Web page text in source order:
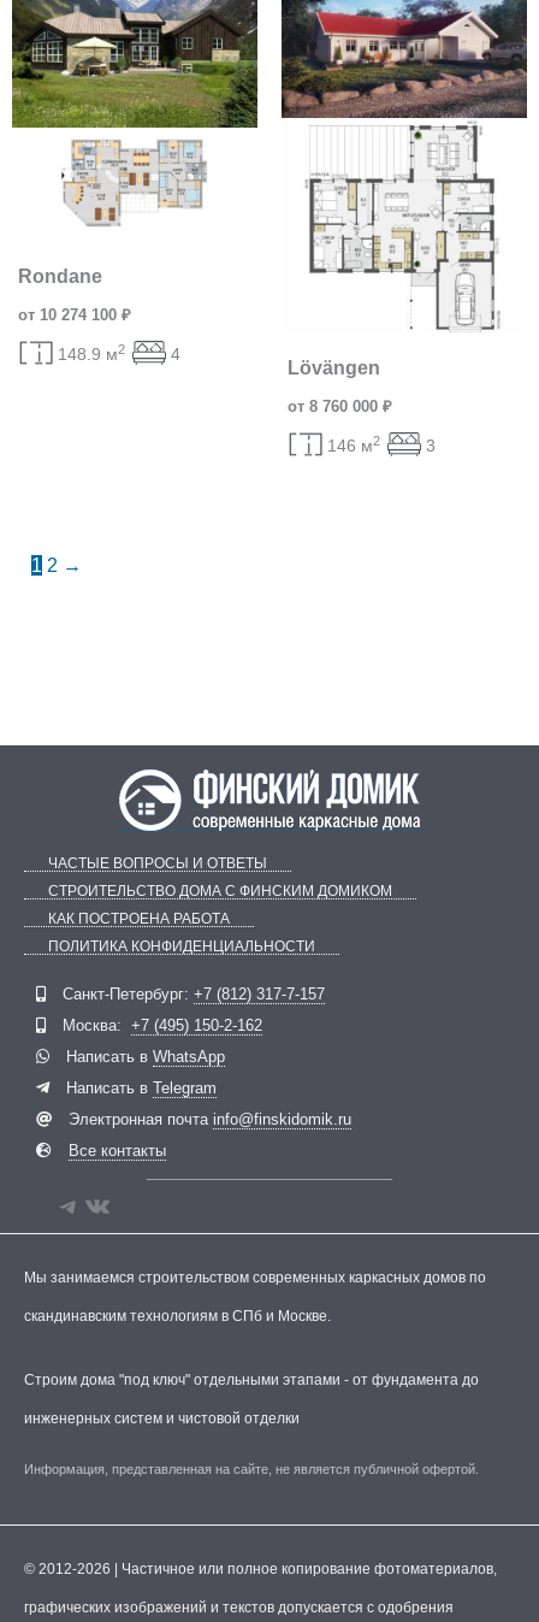
Rondane
от 10 274 100 ₽
148.9 м2 4
Lövängen
от 8 760 000 ₽
146 м2 3
1 2 →
ЧАСТЫЕ ВОПРОСЫ И ОТВЕТЫ
СТРОИТЕЛЬСТВО ДОМА С ФИНСКИМ ДОМИКОМ
КАК ПОСТРОЕНА РАБОТА
ПОЛИТИКА КОНФИДЕНЦИАЛЬНОСТИ
Санкт-Петербург: +7 (812) 317-7-157
Москва: +7 (495) 150-2-162
Написать в WhatsApp
Написать в Telegram
Электронная почта info@finskidomik.ru
Все контакты
Мы занимаемся строительством современных каркасных домов по
скандинавским технологиям в СПб и Москве.
Строим дома "под ключ" отдельными этапами - от фундамента до
инженерных систем и чистовой отделки
Информация, представленная на сайте, не является публичной офертой.
© 2012-2026 | Частичное или полное копирование фотоматериалов,
графических изображений и текстов допускается с одобрения